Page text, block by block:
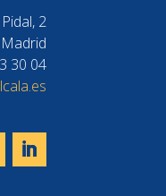
2
30 04